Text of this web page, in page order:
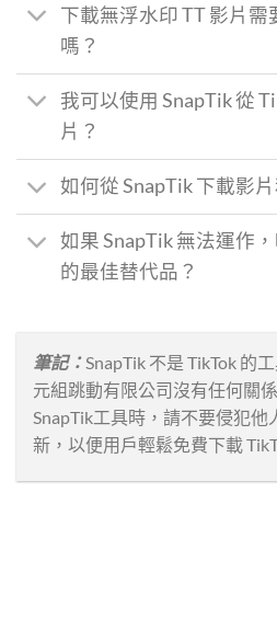
下載無浮水印 TT 影片需
嗎？
我可以使用 SnapTik 從
片？
如何從 SnapTik 下載影
如果 SnapTik 無法運作
的最佳替代品？
筆記：SnapTik 不是 TikTok 的
元組跳動有限公司沒有任何關
SnapTik工具時，請不要侵犯他
新，以便用戶輕鬆免費下載